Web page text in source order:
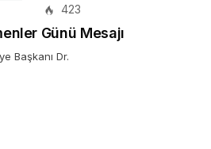
423
Günü Mesajı
Başkanı Dr.